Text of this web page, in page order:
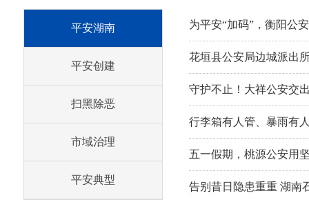
平安湖南
平安创建
扫黑除恶
市域治理
平安典型
为平安“加码”，衡阳公
花垣县公安局边城派出
守护不止！大祥公安交
行李箱有人管、暴雨有
五一假期，桃源公安用
告别昔日隐患重重 湖南